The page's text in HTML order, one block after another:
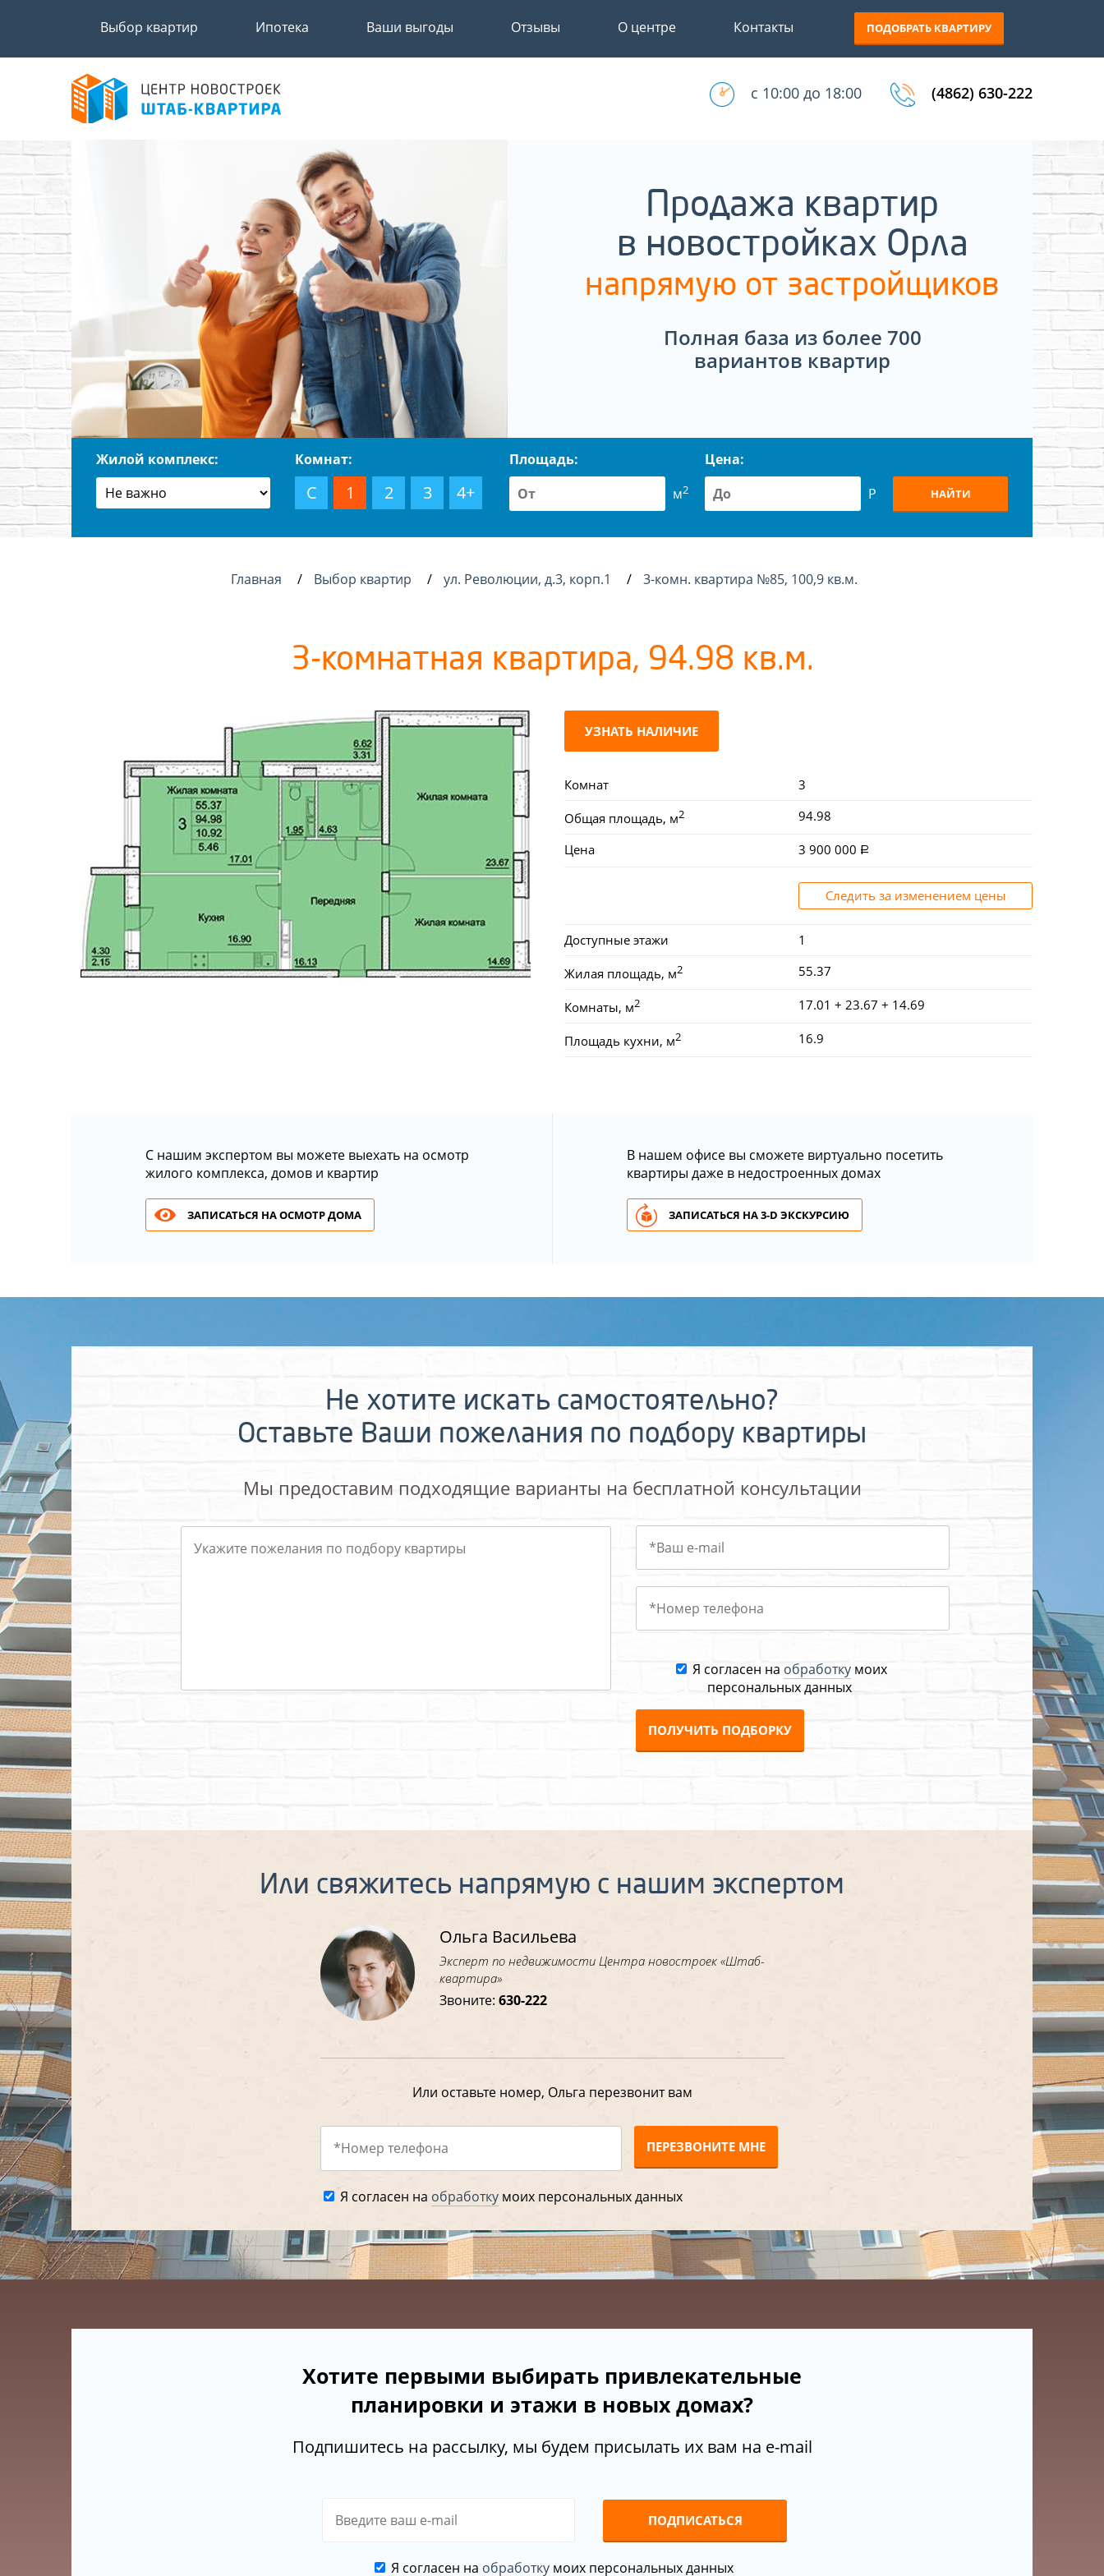
Выбор квартир Ипотека Ваши выгоды Отзывы О центре Контакты ПОДОБРАТЬ КВАРТИРУ
с 10:00 до 18:00 (4862) 630-222
Продажа квартир
в новостройках Орла
напрямую от застройщиков
Полная база из более 700
вариантов квартир
Жилой комплекс: Комнат:
С 1 2 3 4+
Площадь:
м2
Цена:
Р
НАЙТИ
Главная Выбор квартир ул. Революции, д.3, корп.1 3-комн. квартира №85, 100,9 кв.м.
3-комнатная квартира, 94.98 кв.м.
УЗНАТЬ НАЛИЧИЕ
Комнат 3
Общая площадь, м2 94.98
Цена 3 900 000
Следить за изменением цены
Доступные этажи 1
Жилая площадь, м2 55.37
Комнаты, м2 17.01 + 23.67 + 14.69
Площадь кухни, м2 16.9
С нашим экспертом вы можете выехать на осмотр
жилого комплекса, домов и квартир
ЗАПИСАТЬСЯ НА ОСМОТР ДОМА
В нашем офисе вы сможете виртуально посетить
квартиры даже в недостроенных домах
ЗАПИСАТЬСЯ НА 3-D ЭКСКУРСИЮ
Не хотите искать самостоятельно?
Оставьте Ваши пожелания по подбору квартиры
Мы предоставим подходящие варианты на бесплатной консультации
Я согласен на обработкумоих
персональных данных
ПОЛУЧИТЬ ПОДБОРКУ
Или свяжитесь напрямую с нашим экспертом
Ольга Васильева
Эксперт по недвижимости Центра новостроек «Штаб-
квартира»
Звоните:630-222
Или оставьте номер, Ольга перезвонит вам
ПЕРЕЗВОНИТЕ МНЕ
Я согласен на обработкумоих персональных данных
Хотите первыми выбирать привлекательные
планировки и этажи в новых домах?
Подпишитесь на рассылку, мы будем присылать их вам на e-mail
ПОДПИСАТЬСЯ
Я согласен на обработкумоих персональных данных